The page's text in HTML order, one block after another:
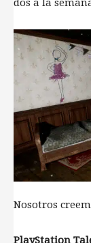
dos a la
Nosotros
PlayStation